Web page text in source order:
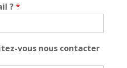
?*
vous nous contacter